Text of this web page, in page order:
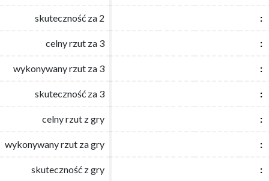
skuteczność za 2 :
celny rzut za 3 :
wykonywany rzut za 3 :
skuteczność za 3 :
celny rzut z gry :
wykonywany rzut za gry :
skuteczność z gry :
skuteczność za 2 :
celny rzut za 3 :
wykonywany rzut za 3 :
skuteczność za 3 :
celny rzut z gry :
wykonywany rzut za gry :
skuteczność z gry :